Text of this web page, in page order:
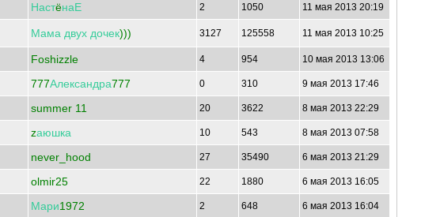
НастёнаЕ 2 1050
11 мая 2013 20:19
Мама двух дочек))) 3127 125558 11 мая 2013 10:25
Foshizzle 4 954 10 мая 2013 13:06
777Александра777 0 310 9 мая 2013 17:46
summer 11 20 3622 8 мая 2013 22:29
zаюшка 10 543 8 мая 2013 07:58
never_hood 27 35490 6 мая 2013 21:29
olmir25 22 1880 6 мая 2013 16:05
Мари1972 2 648 6 мая 2013 16:04